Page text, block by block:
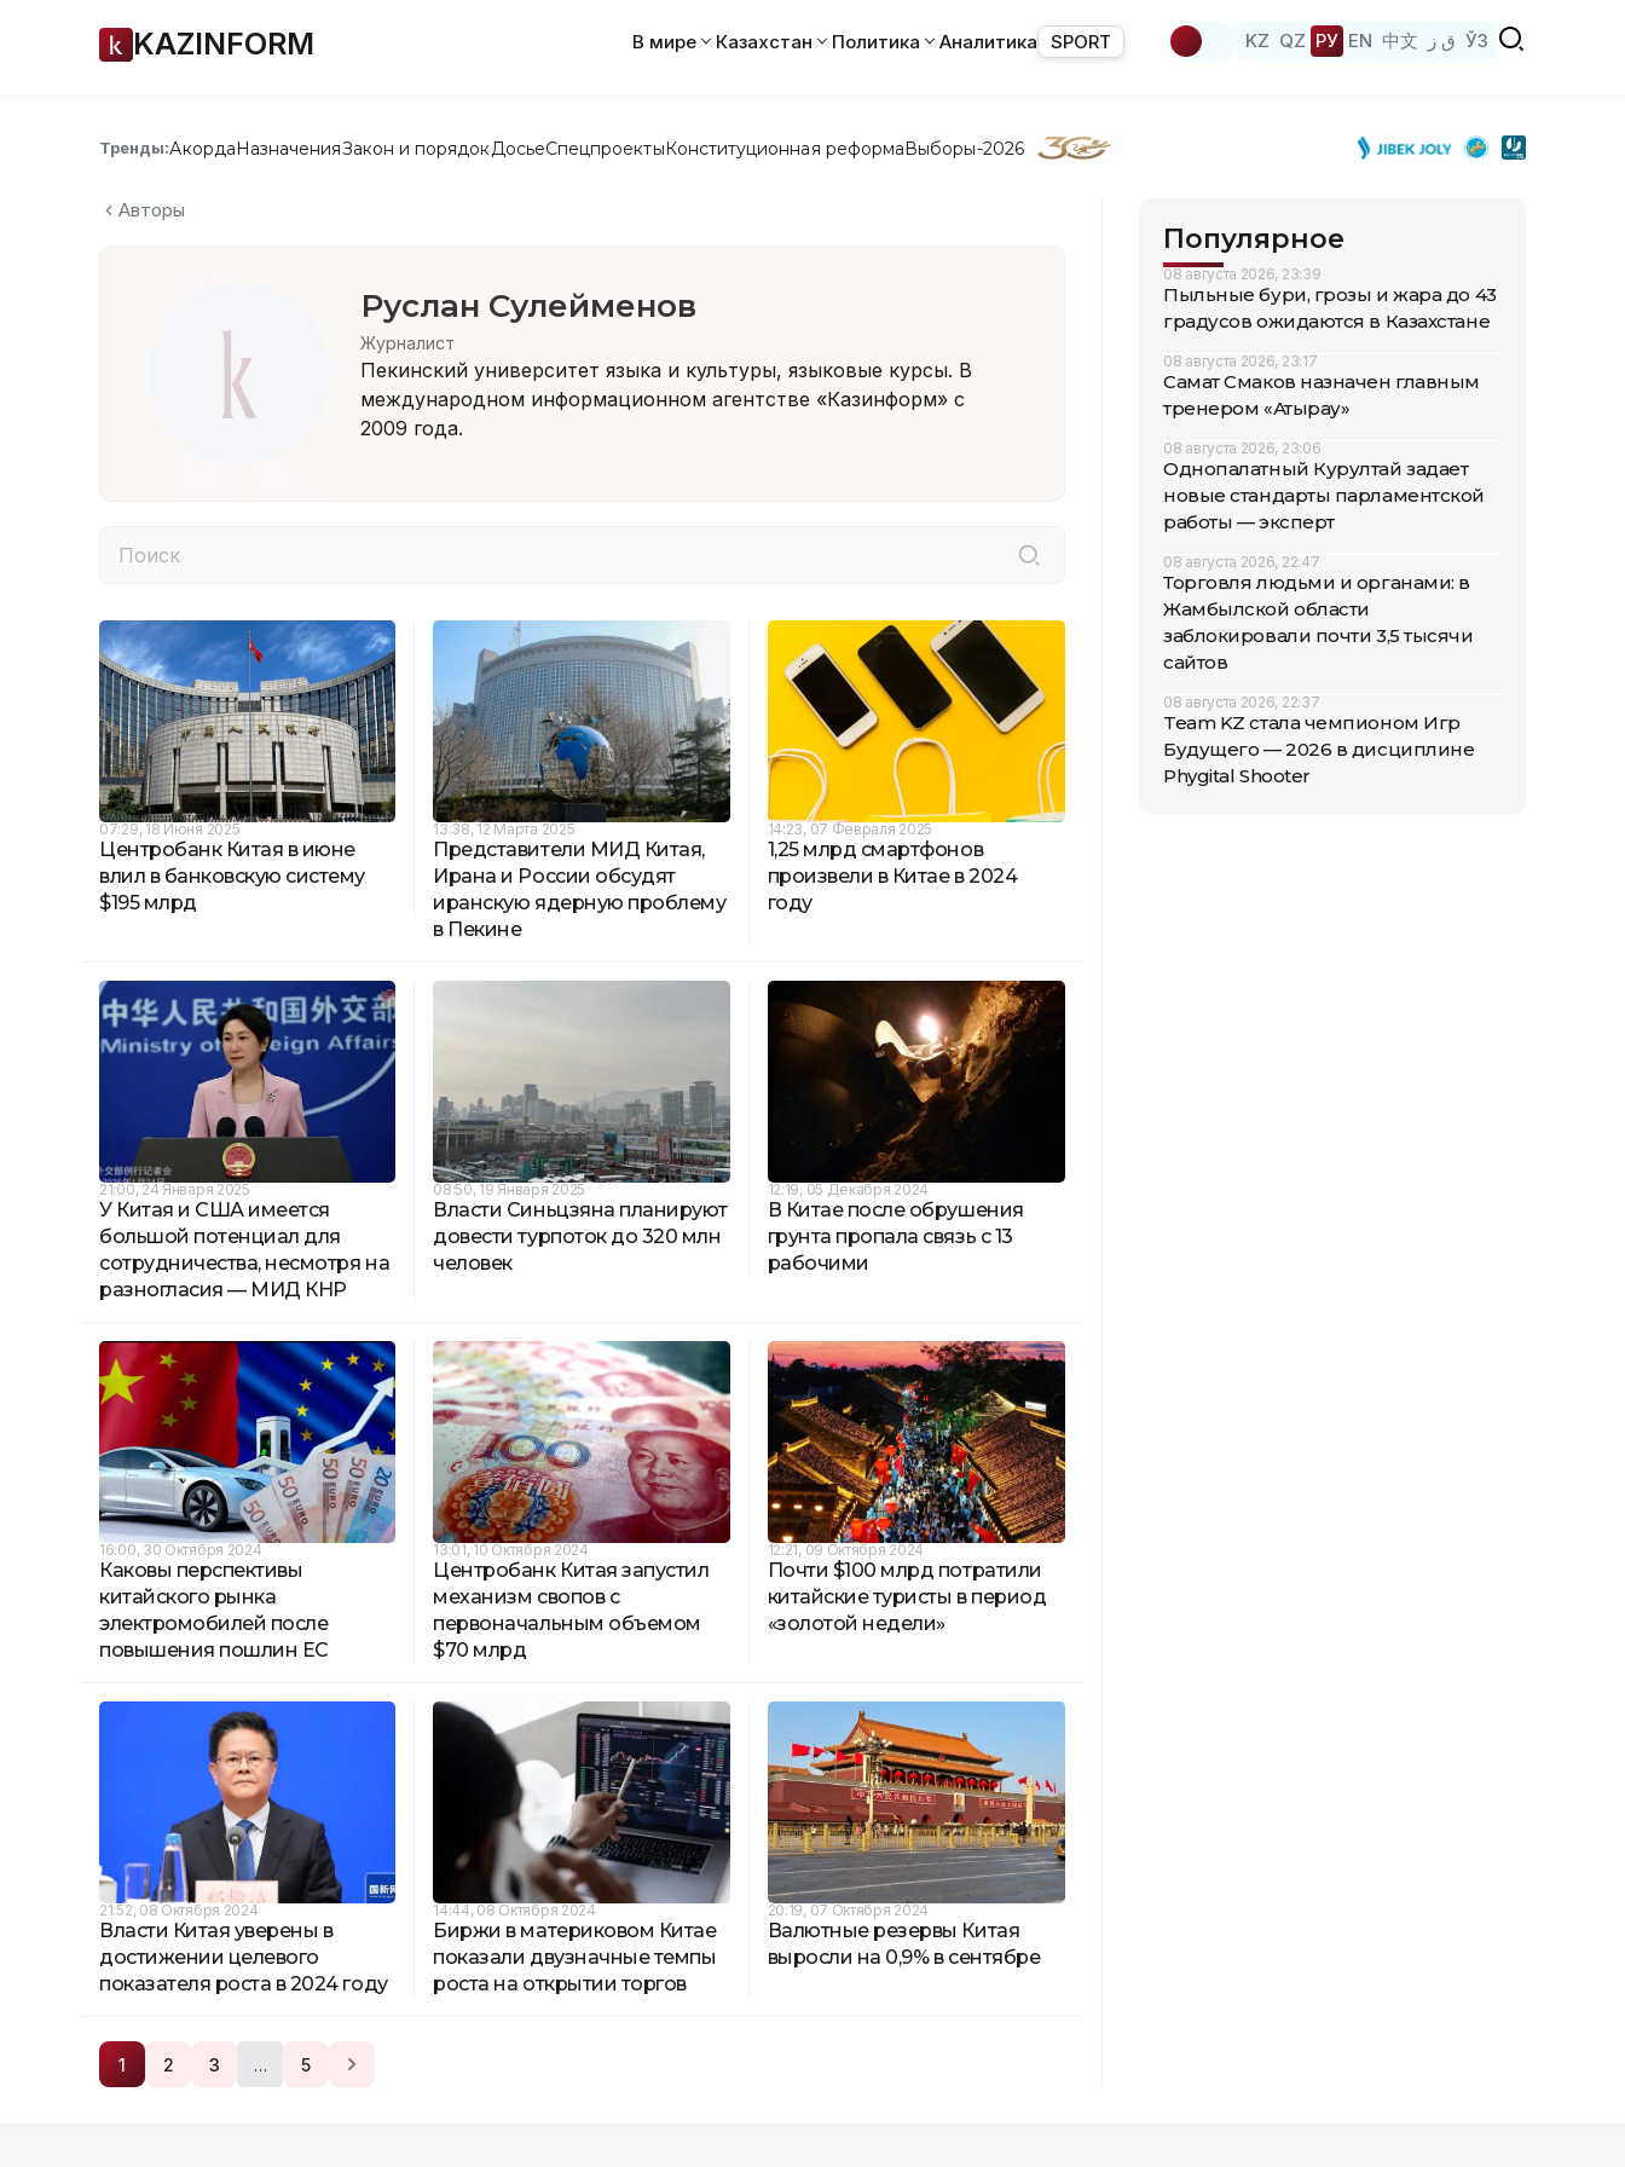
KAZINFORM В мире Казахстан Политика Аналитика SPORT KZ QZ РУ EN 中文 ق ز ЎЗ
Тренды:АкордаНазначенияЗакон и порядок ДосьеСпецпроектыКонституционная реформаВыборы-2026
Авторы
Руслан Сулейменов
Журналист
Пекинский университет языка и культуры, языковые курсы. В
международном информационном агентстве «Казинформ» с
2009 года.
07:29, 18 Июня 2025
Центробанк Китая в июне
влил в банковскую систему
$195 млрд
13:38, 12 Марта 2025
Представители МИД Китая,
Ирана и России обсудят
иранскую ядерную проблему
в Пекине
14:23, 07 Февраля 2025
1,25 млрд смартфонов
произвели в Китае в 2024
году
21:00, 24 Января 2025
У Китая и США имеется
большой потенциал для
сотрудничества, несмотря на
разногласия — МИД КНР
08:50, 19 Января 2025
Власти Синьцзяна планируют
довести турпоток до 320 млн
человек
12:19, 05 Декабря 2024
В Китае после обрушения
грунта пропала связь с 13
рабочими
16:00, 30 Октября 2024
Каковы перспективы
китайского рынка
электромобилей после
повышения пошлин ЕС
13:01, 10 Октября 2024
Центробанк Китая запустил
механизм свопов с
первоначальным объемом
$70 млрд
12:21, 09 Октября 2024
Почти $100 млрд потратили
китайские туристы в период
«золотой недели»
21:52, 08 Октября 2024
Власти Китая уверены в
достижении целевого
показателя роста в 2024 году
14:44, 08 Октября 2024
Биржи в материковом Китае
показали двузначные темпы
роста на открытии торгов
20:19, 07 Октября 2024
Валютные резервы Китая
выросли на 0,9% в сентябре
1 2 3 … 5
Популярное
08 августа 2026, 23:39
Пыльные бури, грозы и жара до 43
градусов ожидаются в Казахстане
08 августа 2026, 23:17
Самат Смаков назначен главным
тренером «Атырау»
08 августа 2026, 23:06
Однопалатный Курултай задает
новые стандарты парламентской
работы — эксперт
08 августа 2026, 22:47
Торговля людьми и органами: в
Жамбылской области
заблокировали почти 3,5 тысячи
сайтов
08 августа 2026, 22:37
Team KZ стала чемпионом Игр
Будущего — 2026 в дисциплине
Phygital Shooter